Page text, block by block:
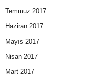
Temmuz 2017
Haziran 2017
Mayıs 2017
Nisan 2017
Mart 2017